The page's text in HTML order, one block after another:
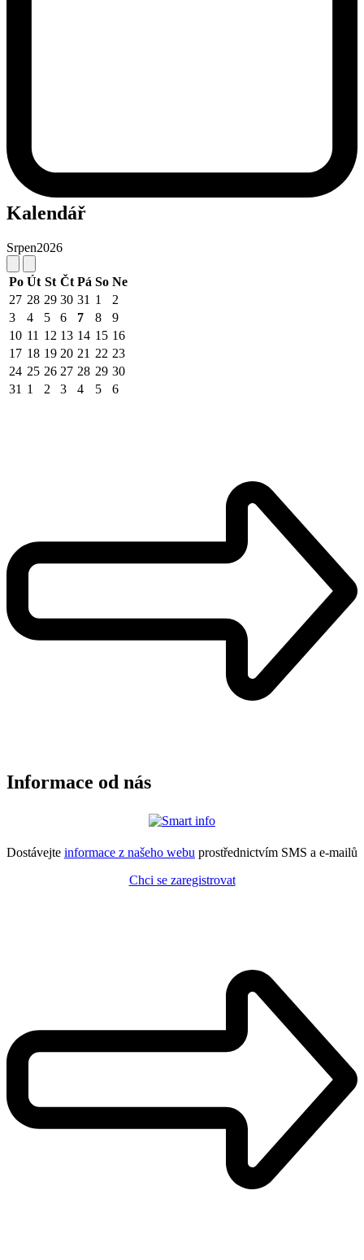
Kalendář
Srpen2026
Po Út St Čt Pá So Ne
27 28 29 30 31 1
2
3
4 5 6 7 8
9
10 11 12 13 14 15 16
17 18 19 20 21 22 23
24 25 26 27 28 29 30
31 1 2 3 4 5 6
Informace od nás
Dostávejte informace z našeho webu prostřednictvím SMS a e-mailů
Chci se zaregistrovat